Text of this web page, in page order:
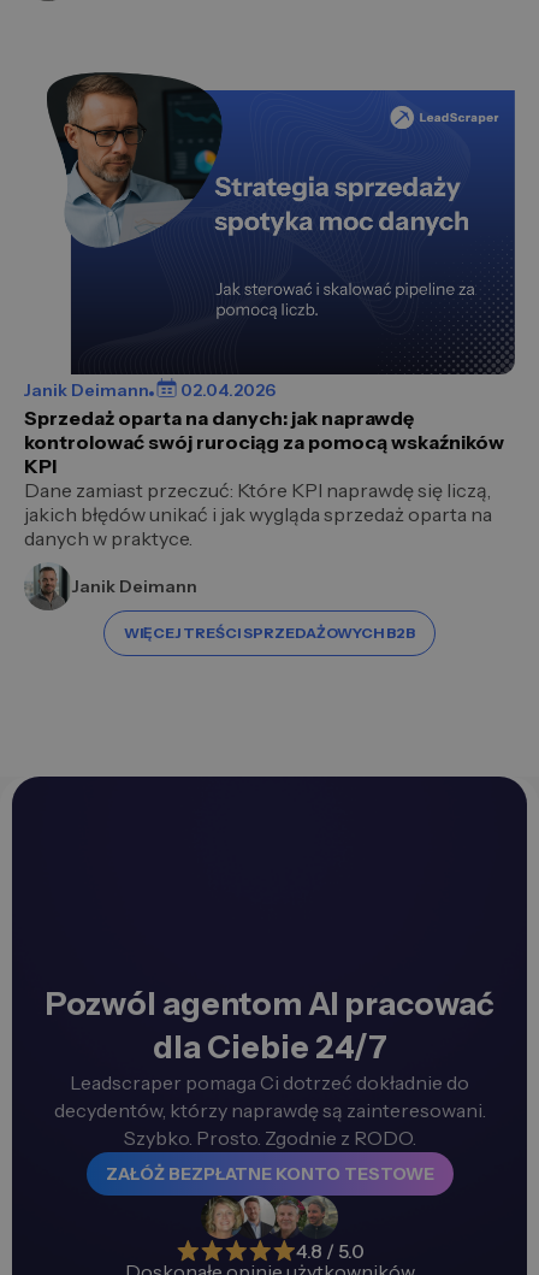
Janik Deimann 02.04.2026
Sprzedaż oparta na danych: jak naprawdę
kontrolować swój rurociąg za pomocą wskaźników
KPI
Dane zamiast przeczuć: Które KPI naprawdę się liczą,
jakich błędów unikać i jak wygląda sprzedaż oparta na
danych w praktyce.
Janik Deimann
WIĘCEJ TREŚCI SPRZEDAŻOWYCH B2B
Pozwól agentom AI pracować
dla Ciebie 24/7
Leadscraper pomaga Ci dotrzeć dokładnie do
decydentów, którzy naprawdę są zainteresowani.
Szybko. Prosto. Zgodnie z RODO.
ZAŁÓŻ BEZPŁATNE KONTO TESTOWE
4.8 / 5.0